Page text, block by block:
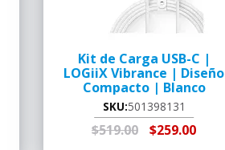
Kit de Carga USB-C |
LOGiiX Vibrance | Diseño
Compacto | Blanco
SKU:501398131
$519.00 $259.00